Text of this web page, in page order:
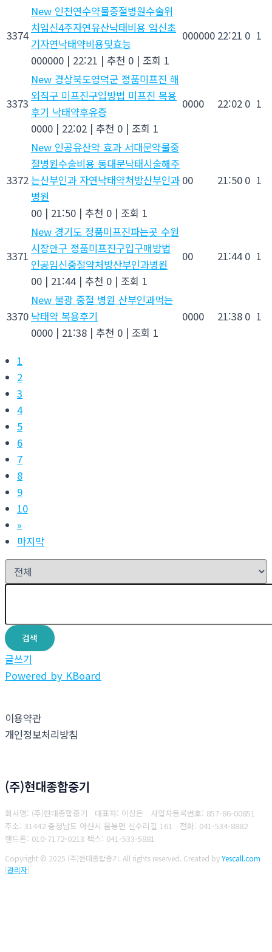
3374
New 인천연수약물중절병원수술위
치임신4주자연유산낙태비용 임신초
기자연낙태약비용및효능
000000 | 22:21 | 추천 0 | 조회 1
000000 22:21 0 1
3373
New 경상북도영덕군 정품미프진 해
외직구 미프진구입방법 미프진 복용
후기 낙태약후유증
0000 | 22:02 | 추천 0 | 조회 1
0000 22:02 0 1
3372
New 인공유산약 효과 서대문약물중
절병원수술비용 동대문낙태시술해주
는산부인과 자연낙태약처방산부인과
병원
00 | 21:50 | 추천 0 | 조회 1
00 21:50 0 1
3371
New 경기도 정품미프진파는곳 수원
시장안구 정품미프진구입구매방법
인공임신중절약처방산부인과병원
00 | 21:44 | 추천 0 | 조회 1
00 21:44 0 1
3370
New 불광 중절 병원 산부인과먹는
낙­태약 복용후기
0000 | 21:38 | 추천 0 | 조회 1
0000 21:38 0 1
1
2
3
4
5
6
7
8
9
10
»
마지막
검색
글쓰기
Powered by KBoard
이용약관
개인정보처리방침
(주)현대종합중기
회사명: (주)현대종합중기 대표자: 이상은 사업자등록번호: 857-86-00851
주소: 31442 충청남도 아산시 음봉면 신수리길 161 전화: 041-534-8882
핸드폰: 010-7172-0213 팩스: 041-533-5881
Copyright © 2025 (주)현대종합중기. All rights reserved. Created byYescall.com
[관리자]